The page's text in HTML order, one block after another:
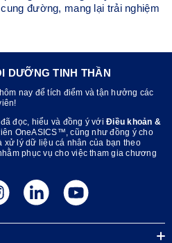
đường, mang lại trải nghiệm
DƯỠNG TINH THẦN
nay để tích điểm và tận hưởng các
đọc, hiểu và đồng ý với Điều khoản &
OneASICS™, cũng như đồng ý cho
xử lý dữ liệu cá nhân của bạn theo
phục vụ cho việc tham gia chương